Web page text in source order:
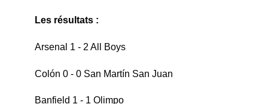
Les résultats :
Arsenal 1 - 2 All Boys
Colón 0 - 0 San Martín San Juan
Banfield 1 - 1 Olimpo